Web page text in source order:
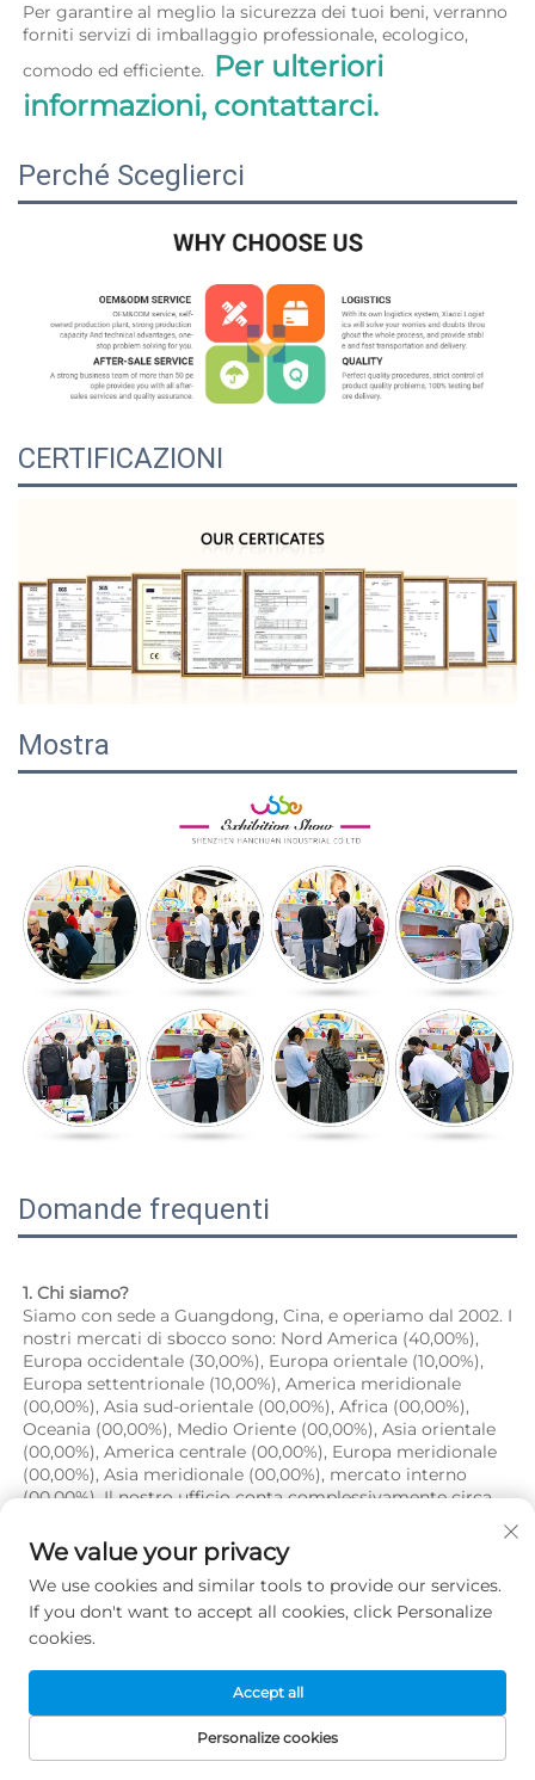
Per garantire al meglio la sicurezza dei tuoi beni, verranno
forniti servizi di imballaggio professionale, ecologico,
comodo ed efficiente.
Per ulteriori
informazioni, contattarci.
Perché Sceglierci
CERTIFICAZIONI
Mostra
Domande frequenti
1. Chi siamo?
Siamo con sede a Guangdong, Cina, e operiamo dal 2002. I
nostri mercati di sbocco sono: Nord America (40,00%),
Europa occidentale (30,00%), Europa orientale (10,00%),
Europa settentrionale (10,00%), America meridionale
(00,00%), Asia sud-orientale (00,00%), Africa (00,00%),
Oceania (00,00%), Medio Oriente (00,00%), Asia orientale
(00,00%), America centrale (00,00%), Europa meridionale
(00,00%), Asia meridionale (00,00%), mercato interno
(00,00%). Il nostro ufficio conta complessivamente circa
2. Come garantiamo la qualità?
Sempre un campione pre-produzione prima della
produzione di massa;
Sempre ispezione finale prima della spedizione;
3. Cosa potete acquistare da noi?
Tovaglietta per bambini in silicone, stampo per cubetti di
ghiaccio in silicone, scatola pranzo pieghevole in silicone,
guanti da barbecue in silicone, bavaglino per bambini in
We value your privacy
We use cookies and similar tools to provide our services.
If you don't want to accept all cookies, click Personalize
cookies.
Personalize cookies
Accept all